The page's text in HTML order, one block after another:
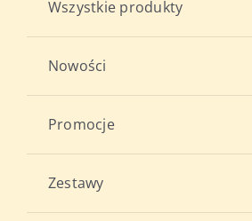
Wszystkie produkty
Nowości
Promocje
Zestawy